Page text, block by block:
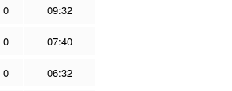
0 09:32
0 07:40
0 06:32